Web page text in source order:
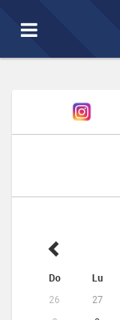
Toggle
navigation
Do Lu
26 27